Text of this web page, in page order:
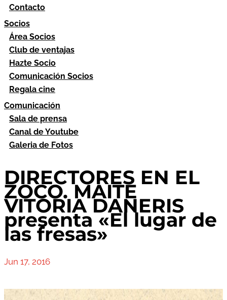
Contacto
Socios
Área Socios
Club de ventajas
Hazte Socio
Comunicación Socios
Regala cine
Comunicación
Sala de prensa
Canal de Youtube
Galeria de Fotos
DIRECTORES EN EL
ZOCO. MAITE
VITORIA DANERIS
presenta «El lugar de
las fresas»
Jun 17, 2016